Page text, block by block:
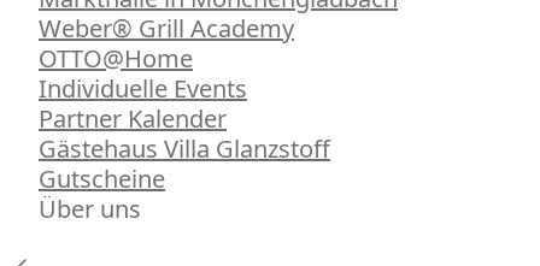
Weber® Grill Academy
OTTO@Home
Individuelle Events
Partner Kalender
Gästehaus Villa Glanzstoff
Gutscheine
Über uns